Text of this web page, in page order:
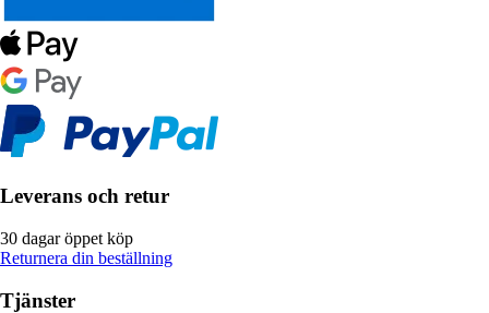
Leverans och retur
30 dagar öppet köp
Returnera din beställning
Tjänster